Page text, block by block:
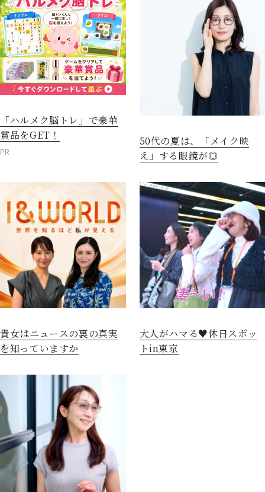
「ハルメク脳トレ」で豪華
賞品をGET！
PR
50代の夏は、「メイク映
え」する眼鏡が◎
貴女はニュースの裏の真実
を知っていますか
大人がハマる♥休日スポッ
トin東京